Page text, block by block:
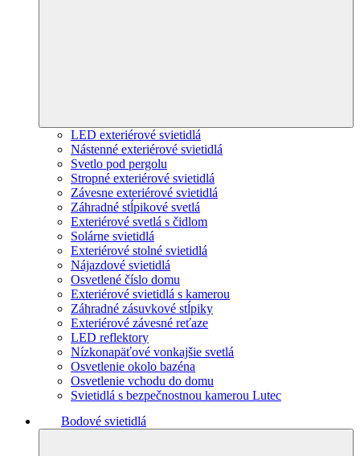
LED exteriérové svietidlá
Nástenné exteriérové svietidlá
Svetlo pod pergolu
Stropné exteriérové svietidlá
Závesne exteriérové svietidlá
Záhradné stĺpikové svetlá
Exteriérové svetlá s čidlom
Solárne svietidlá
Exteriérové stolné svietidlá
Nájazdové svietidlá
Osvetlené číslo domu
Exteriérové svietidlá s kamerou
Záhradné zásuvkové stĺpiky
Exteriérové závesné reťaze
LED reflektory
Nízkonapäťové vonkajšie svetlá
Osvetlenie okolo bazéna
Osvetlenie vchodu do domu
Svietidlá s bezpečnostnou kamerou Lutec
Bodové svietidlá